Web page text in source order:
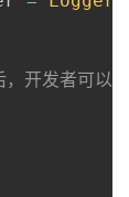
开发者可